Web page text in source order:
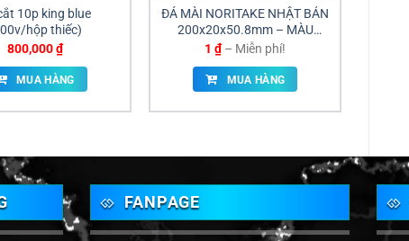
10p king blue
hộp thiếc)
800,000₫
MUA HÀNG
ĐÁ MÀI NORITAKE NHẬT BẢN
200x20x50.8mm – MÀU
XANH, CHUYÊN MÀI THÉP
1₫ – Miễn phí!
từ
1 ₫
Miễn
MUA HÀNG
FANPAGE